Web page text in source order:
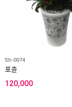
Sh-0074
포츈
120,000